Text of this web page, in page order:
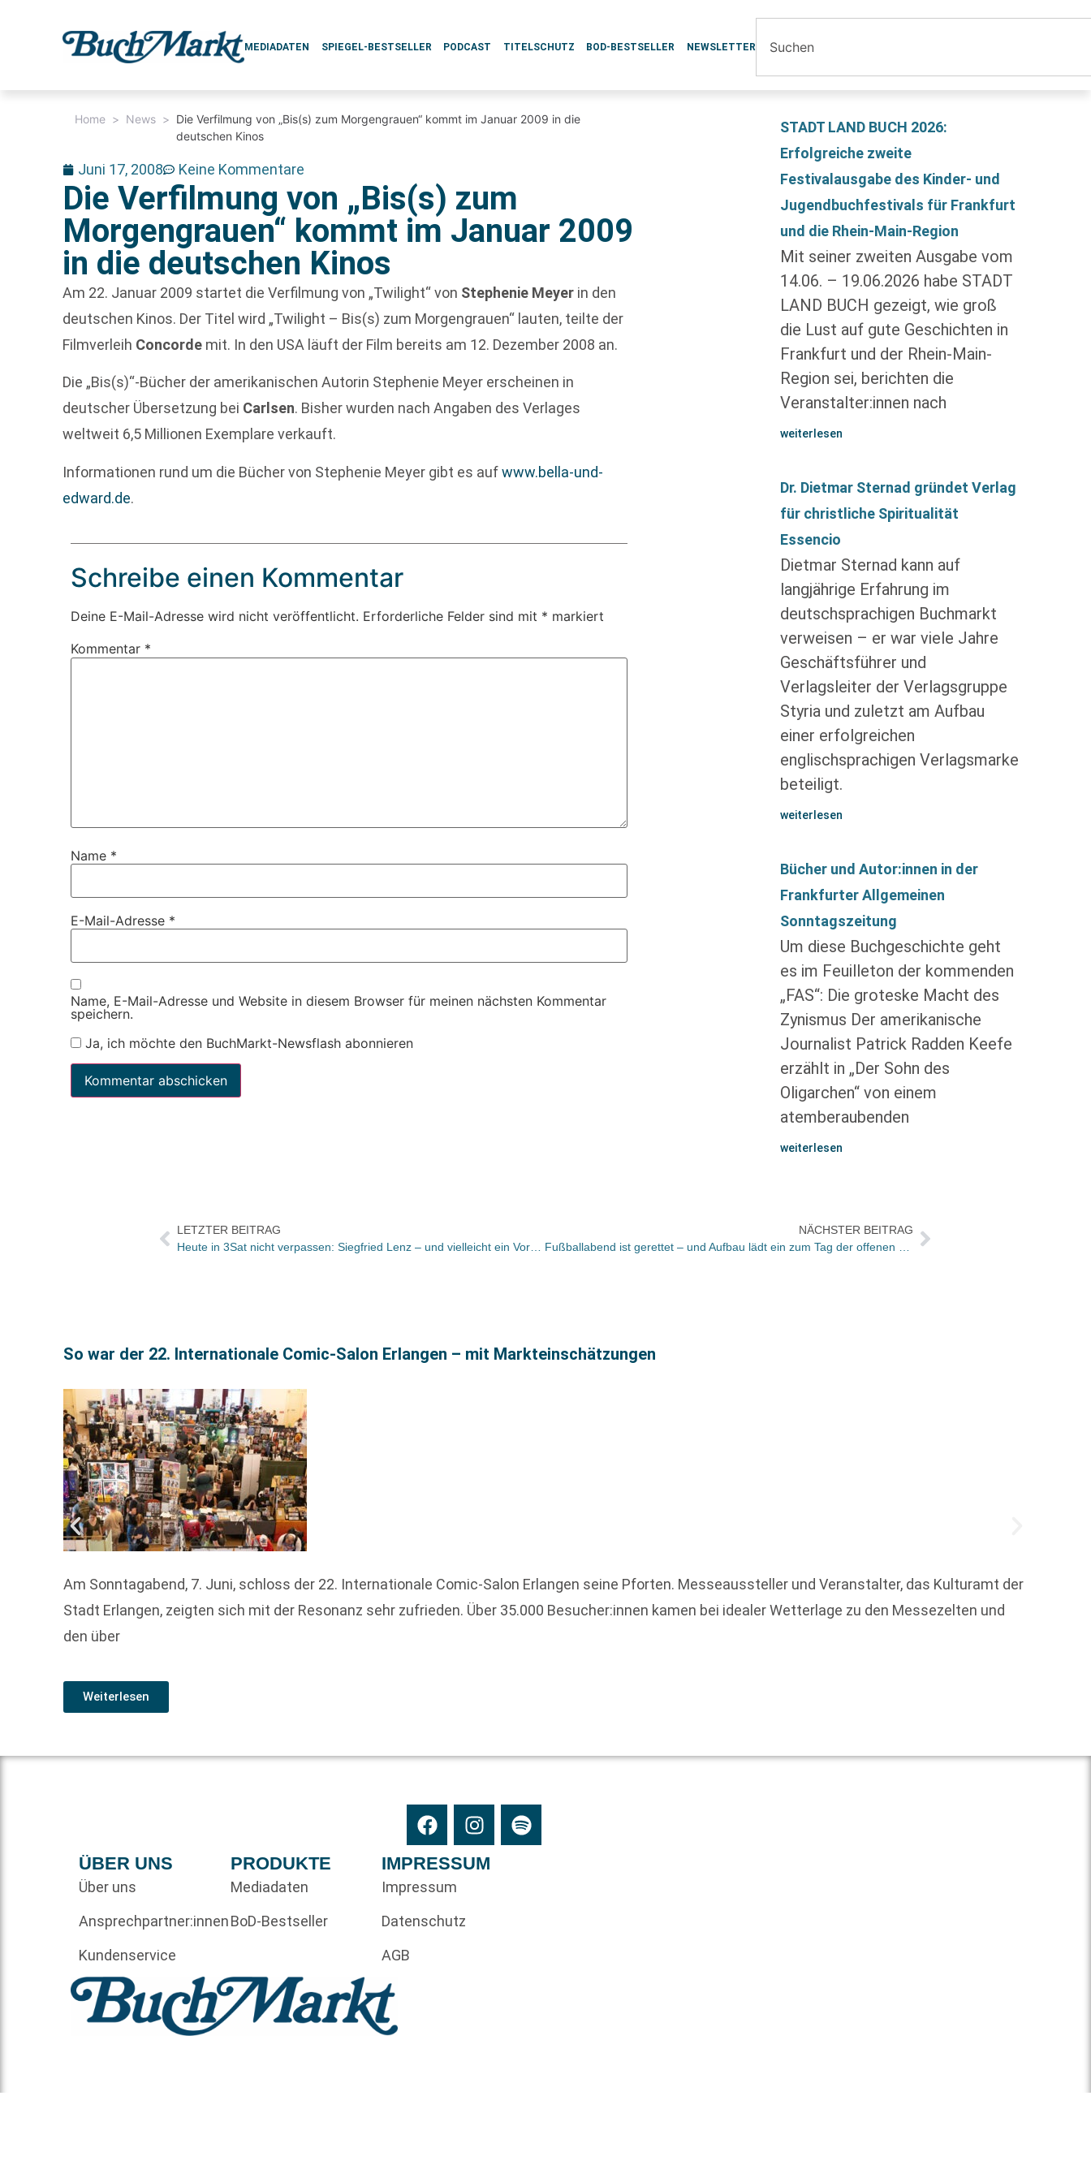
MEDIADATEN SPIEGEL-BESTSELLER PODCAST TITELSCHUTZ BOD-BESTSELLER NEWSLETTER
Home > News > Die Verfilmung von „Bis(s) zum Morgengrauen“ kommt im Januar 2009 in die
deutschen Kinos
Juni 17, 2008 Keine Kommentare
Die Verfilmung von „Bis(s) zum
Morgengrauen“ kommt im Januar 2009
in die deutschen Kinos
Am 22. Januar 2009 startet die Verfilmung von „Twilight“ von Stephenie Meyer in den
deutschen Kinos. Der Titel wird „Twilight – Bis(s) zum Morgengrauen“ lauten, teilte der
Filmverleih Concorde mit. In den USA läuft der Film bereits am 12. Dezember 2008 an.
Die „Bis(s)“-Bücher der amerikanischen Autorin Stephenie Meyer erscheinen in
deutscher Übersetzung bei Carlsen. Bisher wurden nach Angaben des Verlages
weltweit 6,5 Millionen Exemplare verkauft.
Informationen rund um die Bücher von Stephenie Meyer gibt es aufwww.bella-und-
edward.de.
Schreibe einen Kommentar
Deine E-Mail-Adresse wird nicht veröffentlicht. Erforderliche Felder sind mit * markiert
Kommentar *
Name *
E-Mail-Adresse *
Name, E-Mail-Adresse und Website in diesem Browser für meinen nächsten Kommentar
speichern.
Ja, ich möchte den BuchMarkt-Newsflash abonnieren
STADT LAND BUCH 2026:
Erfolgreiche zweite
Festivalausgabe des Kinder- und
Jugendbuchfestivals für Frankfurt
und die Rhein-Main-Region
Mit seiner zweiten Ausgabe vom
14.06. – 19.06.2026 habe STADT
LAND BUCH gezeigt, wie groß
die Lust auf gute Geschichten in
Frankfurt und der Rhein-Main-
Region sei, berichten die
Veranstalter:innen nach
weiterlesen
Dr. Dietmar Sternad gründet Verlag
für christliche Spiritualität
Essencio
Dietmar Sternad kann auf
langjährige Erfahrung im
deutschsprachigen Buchmarkt
verweisen – er war viele Jahre
Geschäftsführer und
Verlagsleiter der Verlagsgruppe
Styria und zuletzt am Aufbau
einer erfolgreichen
englischsprachigen Verlagsmarke
beteiligt.
weiterlesen
Bücher und Autor:innen in der
Frankfurter Allgemeinen
Sonntagszeitung
Um diese Buchgeschichte geht
es im Feuilleton der kommenden
„FAS“: Die groteske Macht des
Zynismus Der amerikanische
Journalist Patrick Radden Keefe
erzählt in „Der Sohn des
Oligarchen“ von einem
atemberaubenden
weiterlesen
LETZTER BEITRAG
NÄCHSTER BEITRAG
So war der 22. Internationale Comic-Salon Erlangen – mit Markteinschätzungen
Am Sonntagabend, 7. Juni, schloss der 22. Internationale Comic-Salon Erlangen seine Pforten. Messeaussteller und Veranstalter, das Kulturamt der
Stadt Erlangen, zeigten sich mit der Resonanz sehr zufrieden. Über 35.000 Besucher:innen kamen bei idealer Wetterlage zu den Messezelten und
den über
Weiterlesen
ÜBER UNS
Über uns
Ansprechpartner:innen
Kundenservice
PRODUKTE
Mediadaten
BoD-Bestseller
IMPRESSUM
Impressum
Datenschutz
AGB